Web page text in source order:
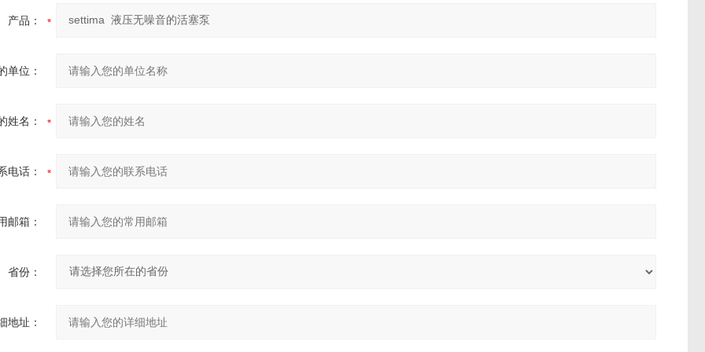
产品：
单位：
姓名：
电话：
邮箱：
省份：
地址：